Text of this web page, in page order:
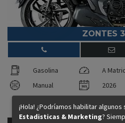
ZONTES
Gasolina A
Manual
2026
¡Hola! ¿Podríamos habilitar
Estadisticas & Marketing?